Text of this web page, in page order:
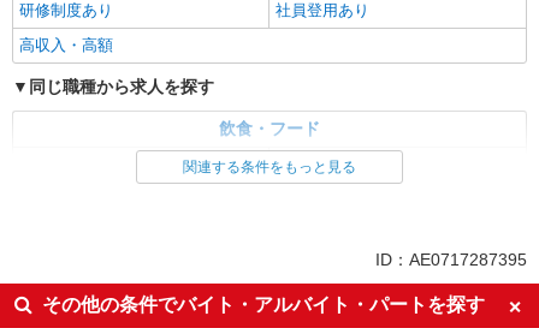
研修制度あり
社員登用あり
高収入・高額
同じ職種から求人を探す
飲食・フード
ファストフード・デリ
調理・調理補助・調理師
ミドル（40代～）活躍中
週2～3日勤務OK
短時間勤務（1日4h以内）OK
深夜
関連する条件をもっと見る
ID：AE0717287395
その他の条件でバイト・アルバイト・パートを探す